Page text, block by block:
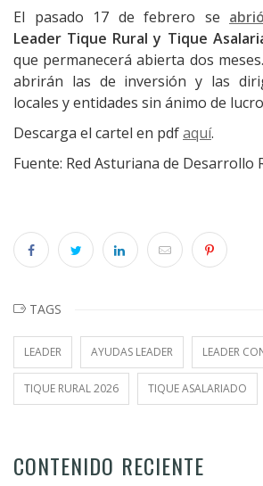
El pasado 17 de febrero se
Leader Tique Rural y Tique
que permanecerá abierta dos
abrirán las de inversión y las
locales y entidades sin ánimo de
Descarga el cartel en pdfaquí.
Fuente: Red Asturiana de Desarrollo
TAGS
LEADER AYUDAS LEADER LEADER
TIQUE RURAL 2026 TIQUE ASALARIADO
CONTENIDO RECIENTE